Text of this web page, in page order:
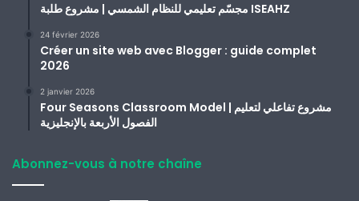
مجسّم تعليمي للنظام الشمسي | مشروع طلبة ISEAHZ
24 février 2026
Créer un site web avec Blogger : guide complet
2026
2 janvier 2026
Four Seasons Classroom Model | مشروع تفاعلي لتعليم
الفصول الأربعة بالإنجليزية
Abonnez-vous à notre chaîne